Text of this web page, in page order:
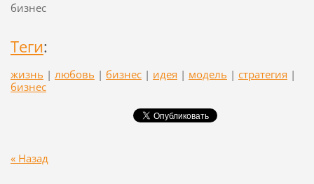
бизнес
Теги:
жизнь | любовь | бизнес | идея | модель | стратегия |
бизнес
« Назад